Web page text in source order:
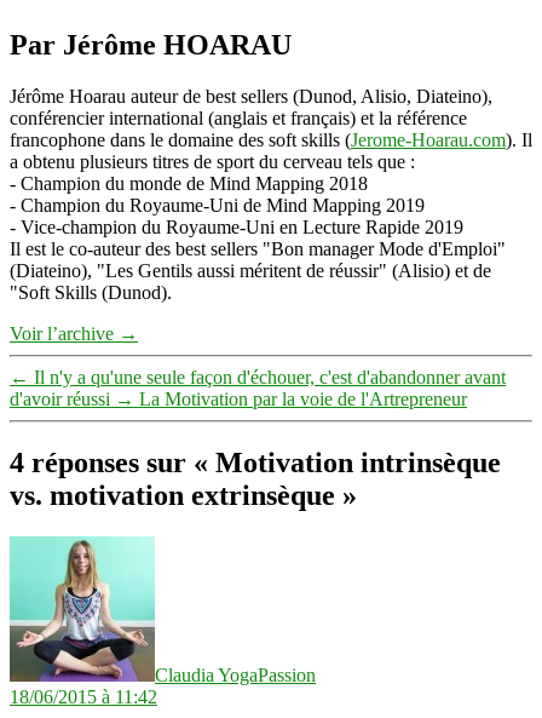
Par Jérôme HOARAU
Jérôme Hoarau auteur de best sellers (Dunod, Alisio, Diateino),
conférencier international (anglais et français) et la référence
francophone dans le domaine des soft skills (Jerome-Hoarau.com). Il
a obtenu plusieurs titres de sport du cerveau tels que :
- Champion du monde de Mind Mapping 2018
- Champion du Royaume-Uni de Mind Mapping 2019
- Vice-champion du Royaume-Uni en Lecture Rapide 2019
Il est le co-auteur des best sellers "Bon manager Mode d'Emploi"
(Diateino), "Les Gentils aussi méritent de réussir" (Alisio) et de
"Soft Skills (Dunod).
Voir l’archive →
← Il n'y a qu'une seule façon d'échouer, c'est d'abandonner avant
d'avoir réussi → La Motivation par la voie de l'Artrepreneur
4 réponses sur « Motivation intrinsèque
vs. motivation extrinsèque »
Claudia YogaPassion
18/06/2015 à 11:42